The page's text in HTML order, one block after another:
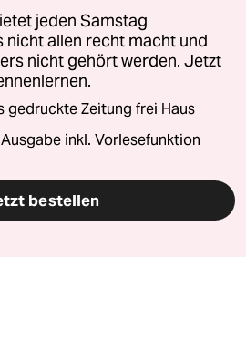
jeden Samstag
nicht allen recht macht und
nicht gehört werden. Jetzt
gedruckte Zeitung frei Haus
inkl. Vorlesefunktion
bestellen